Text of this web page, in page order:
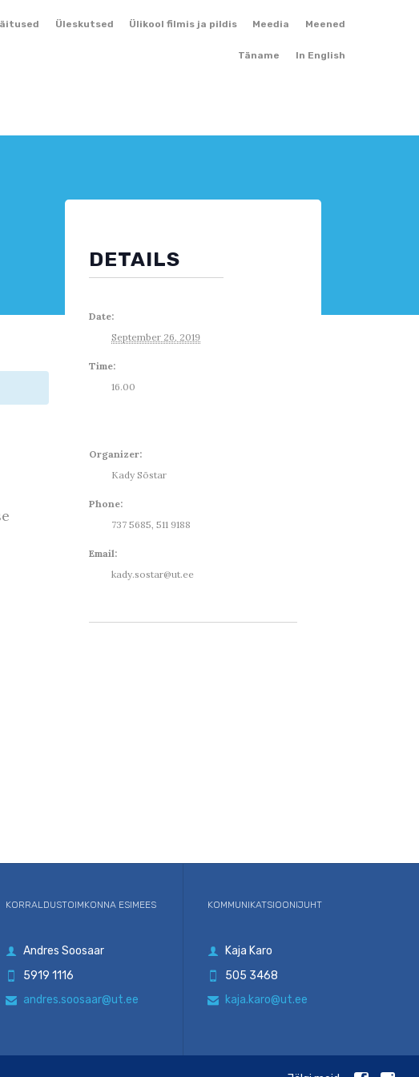
Üleskutsed Ülikool filmis ja pildis Meedia Meened
Täname In English
DETAILS
Date:
September 26, 2019
Time:
16.00
Organizer:
Kady Sõstar
Phone:
737 5685, 511 9188
Email:
kady.sostar@ut.ee
KORRALDUSTOIMKONNA ESIMEES
 Andres Soosaar
 5919 1116
 andres.soosaar@ut.ee
KOMMUNIKATSIOONIJUHT
 Kaja Karo
 505 3468
 kaja.karo@ut.ee